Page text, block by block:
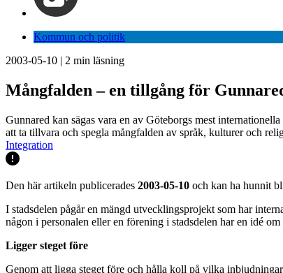
Kommun och politik
2003-05-10 | 2 min läsning
Mångfalden – en tillgång för
Gunnared kan sägas vara en av Göteborgs mest
att ta tillvara och spegla mångfalden av språk, kulturer och
Integration
Den här artikeln publicerades 2003-05-10 och kan ha hunnit
I stadsdelen pågår en mängd utvecklingsprojekt som har
någon i personalen eller en förening i stadsdelen har en idé
Ligger steget före
Genom att ligga steget före och hålla koll på vilka